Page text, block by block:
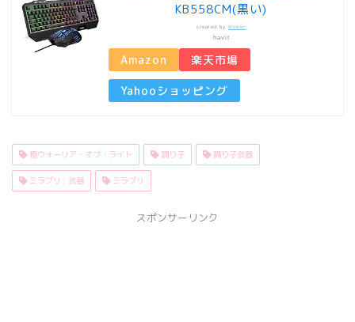
KB558CM(黒い)
created by Rinker
havit
Amazon 楽天市場
Yahooショッピング
極ウォーリア・オブ・ライト 踊り子 踊り子武器
ミラプリ : 武器 ミラプリ
スポンサーリンク